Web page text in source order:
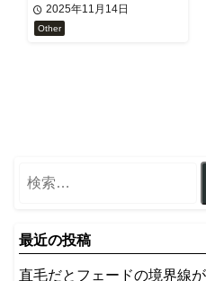
2025年11月14日
Other
最近の投稿
直毛だとフェードの境界線